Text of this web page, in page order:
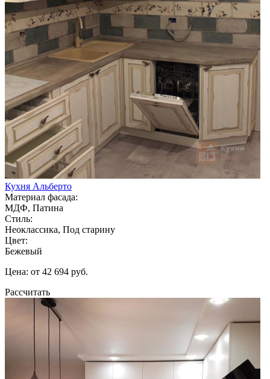
Кухня Альберто
Материал фасада:
МДФ, Патина
Стиль:
Неоклассика, Под старину
Цвет:
Бежевый
Цена: от 42 694 руб.
Рассчитать